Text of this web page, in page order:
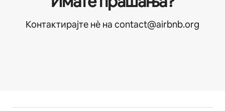
Контактирајте нѐ на contact@airbnb.org